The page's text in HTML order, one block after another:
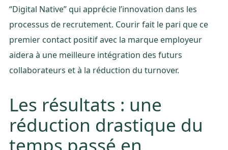
“Digital Native” qui apprécie l’innovation dans les
processus de recrutement. Courir fait le pari que ce
premier contact positif avec la marque employeur
aidera à une meilleure intégration des futurs
collaborateurs et à la réduction du turnover.
Les résultats : une
réduction drastique du
temps passé en